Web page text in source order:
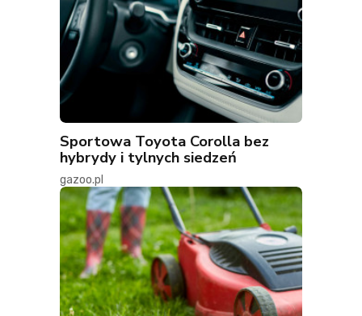
Sportowa Toyota Corolla bez
hybrydy i tylnych siedzeń
gazoo.pl